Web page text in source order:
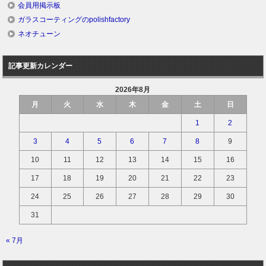
会員用掲示板
ガラスコーティングのpolishfactory
ネオチューン
記事更新カレンダー
2026年8月
月
火 水 木 金 土 日
1 2
3 4 5 6 7 8 9
10 11 12 13 14 15 16
17 18 19 20 21 22 23
24 25 26 27 28 29 30
31
« 7月